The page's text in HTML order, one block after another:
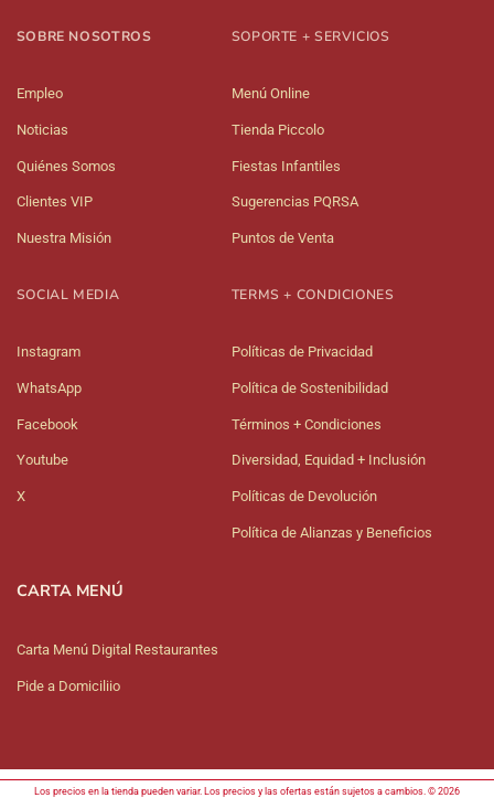
SOBRE NOSOTROS
Empleo
Noticias
Quiénes Somos
Clientes VIP
Nuestra Misión
SOPORTE + SERVICIOS
Menú Online
Tienda Piccolo
Fiestas Infantiles
Sugerencias PQRSA
Puntos de Venta
SOCIAL MEDIA
Instagram
WhatsApp
Facebook
Youtube
X
TERMS + CONDICIONES
Políticas de Privacidad
Política de Sostenibilidad
Términos + Condiciones
Diversidad, Equidad + Inclusión
Políticas de Devolución
Política de Alianzas y Beneficios
CARTA MENÚ
Carta Menú Digital Restaurantes
Pide a Domiciliio
Los precios en la tienda pueden variar. Los precios y las ofertas están sujetos a cambios. © 2026